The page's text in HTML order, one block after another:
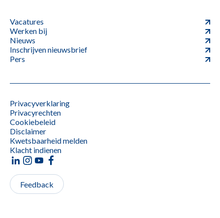
Vacatures
Werken bij
Nieuws
Inschrijven nieuwsbrief
Pers
Privacyverklaring
Privacyrechten
Cookiebeleid
Disclaimer
Kwetsbaarheid melden
Klacht indienen
Feedback